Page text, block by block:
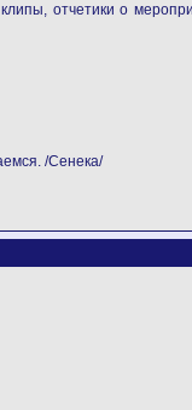
отчетики о
/Сенека/